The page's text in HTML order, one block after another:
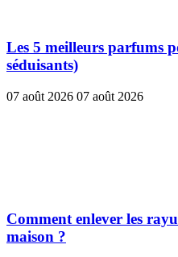
Les 5 meilleurs parfums
séduisants)
07 août 2026 07 août 2026
Comment enlever les
maison ?